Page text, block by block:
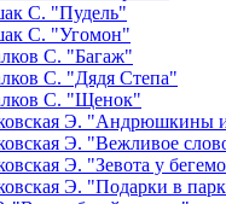
С. "Пудель"
С. "Угомон"
С. "Багаж"
С. "Дядя Степа"
С. "Щенок"
Э. "Андрюшкины
Э. "Вежливое
Э. "Зевота у
Э. "Подарки в